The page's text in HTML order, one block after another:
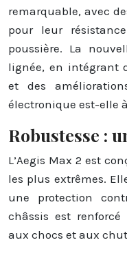
remarquable, avec
pour leur
poussière. La
lignée, en intégrant
et des
électronique est-elle
Robustesse :
L’Aegis Max 2 est
les plus extrêmes.
une protection
châssis est
aux chocs et aux